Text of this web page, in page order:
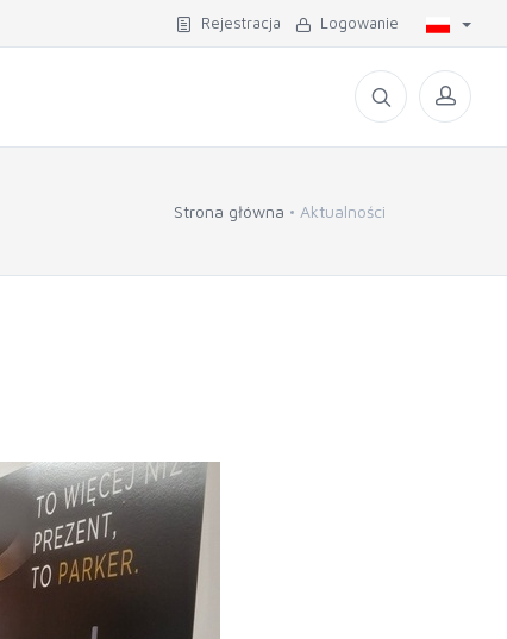
Rejestracja Logowanie
Strona główna Aktualności